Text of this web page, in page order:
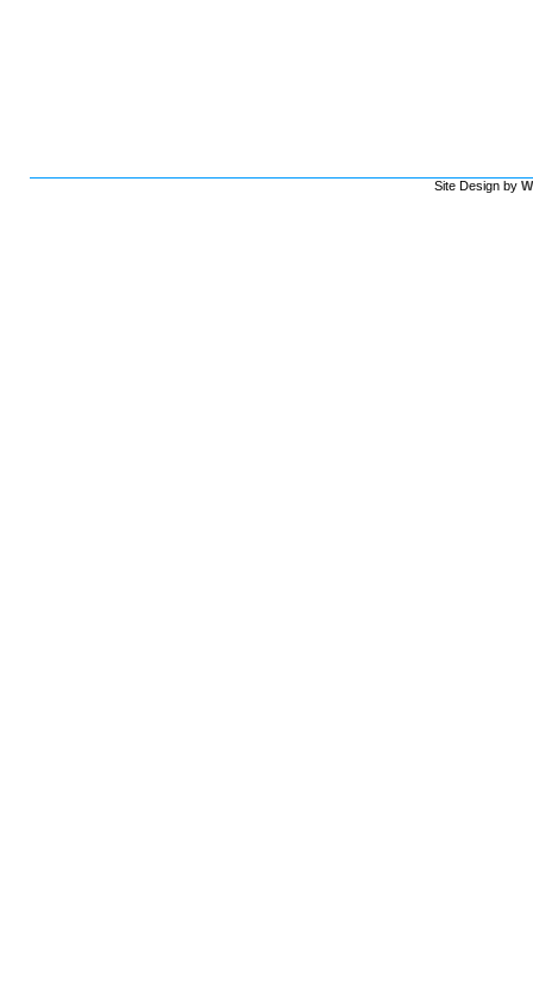
Site Design by